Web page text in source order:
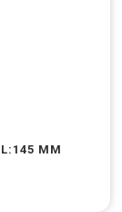
L:145 MM